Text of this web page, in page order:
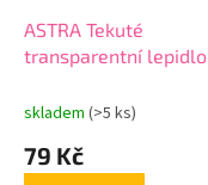
ASTRA Tekuté
transparentní lepidlo
401119007
skladem (>5 ks)
79 Kč